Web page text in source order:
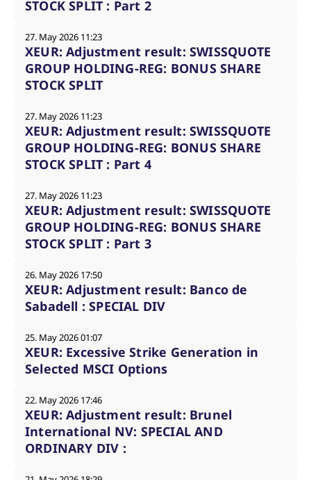
STOCK SPLIT : Part 2
27. May 2026 11:23
XEUR: Adjustment result: SWISSQUOTE
GROUP HOLDING-REG: BONUS SHARE
STOCK SPLIT
27. May 2026 11:23
XEUR: Adjustment result: SWISSQUOTE
GROUP HOLDING-REG: BONUS SHARE
STOCK SPLIT : Part 4
27. May 2026 11:23
XEUR: Adjustment result: SWISSQUOTE
GROUP HOLDING-REG: BONUS SHARE
STOCK SPLIT : Part 3
26. May 2026 17:50
XEUR: Adjustment result: Banco de
Sabadell : SPECIAL DIV
25. May 2026 01:07
XEUR: Excessive Strike Generation in
Selected MSCI Options
22. May 2026 17:46
XEUR: Adjustment result: Brunel
International NV: SPECIAL AND
ORDINARY DIV :